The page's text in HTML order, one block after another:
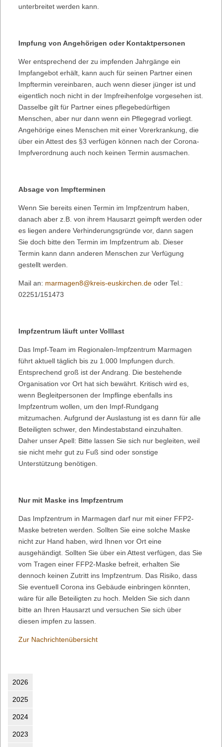
unterbreitet werden kann.
Impfung von Angehörigen oder Kontaktpersonen
Wer entsprechend der zu impfenden Jahrgänge ein
Impfangebot erhält, kann auch für seinen Partner einen
Impftermin vereinbaren, auch wenn dieser jünger ist und
eigentlich noch nicht in der Impfreihenfolge vorgesehen ist.
Dasselbe gilt für Partner eines pflegebedürftigen
Menschen, aber nur dann wenn ein Pflegegrad vorliegt.
Angehörige eines Menschen mit einer Vorerkrankung, die
über ein Attest des §3 verfügen können nach der Corona-
Impfverordnung auch noch keinen Termin ausmachen.
Absage von Impfterminen
Wenn Sie bereits einen Termin im Impfzentrum haben,
danach aber z.B. von ihrem Hausarzt geimpft werden oder
es liegen andere Verhinderungsgründe vor, dann sagen
Sie doch bitte den Termin im Impfzentrum ab. Dieser
Termin kann dann anderen Menschen zur Verfügung
gestellt werden.
Mail an: marmagen8@kreis-euskirchen.de oder Tel.:
02251/151473
Impfzentrum läuft unter Volllast
Das Impf-Team im Regionalen-Impfzentrum Marmagen
führt aktuell täglich bis zu 1.000 Impfungen durch.
Entsprechend groß ist der Andrang. Die bestehende
Organisation vor Ort hat sich bewährt. Kritisch wird es,
wenn Begleitpersonen der Impflinge ebenfalls ins
Impfzentrum wollen, um den Impf-Rundgang
mitzumachen. Aufgrund der Auslastung ist es dann für alle
Beteiligten schwer, den Mindestabstand einzuhalten.
Daher unser Apell: Bitte lassen Sie sich nur begleiten, weil
sie nicht mehr gut zu Fuß sind oder sonstige
Unterstützung benötigen.
Nur mit Maske ins Impfzentrum
Das Impfzentrum in Marmagen darf nur mit einer FFP2-
Maske betreten werden. Sollten Sie eine solche Maske
nicht zur Hand haben, wird Ihnen vor Ort eine
ausgehändigt. Sollten Sie über ein Attest verfügen, das Sie
vom Tragen einer FFP2-Maske befreit, erhalten Sie
dennoch keinen Zutritt ins Impfzentrum. Das Risiko, dass
Sie eventuell Corona ins Gebäude einbringen könnten,
wäre für alle Beteiligten zu hoch. Melden Sie sich dann
bitte an Ihren Hausarzt und versuchen Sie sich über
diesen impfen zu lassen.
Zur Nachrichtenübersicht
2026
2025
2024
2023